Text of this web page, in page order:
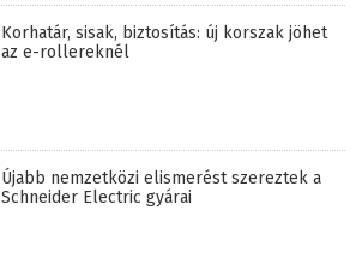
Korhatár, sisak, biztosítás: új korszak jöhet
az e-rollereknél
Újabb nemzetközi elismerést szereztek a
Schneider Electric gyárai